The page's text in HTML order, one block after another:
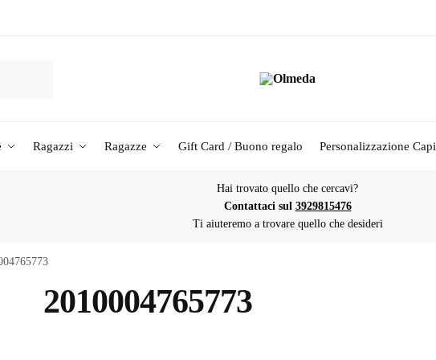
Ragazzi Ragazze Gift Card / Buono regalo Personalizzazione Capi
Hai trovato quello che cercavi?
Contattaci sul 3929815476
Ti aiuteremo a trovare quello che desideri
2010004765773